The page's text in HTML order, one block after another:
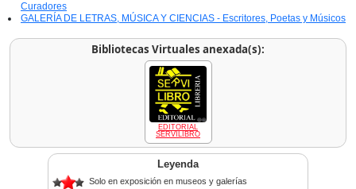
Curadores
GALERÍA DE LETRAS, MÚSICA Y CIENCIAS - Escritores, Poetas y Músicos
Bibliotecas Virtuales anexada(s):
EDITORIAL
SERVILIBRO
Leyenda
Solo en exposición en museos y galerías